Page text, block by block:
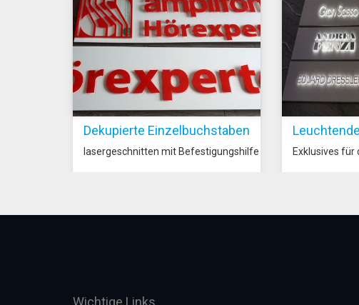
Dekupierte Einzelbuchstaben
lasergeschnitten mit Befestigungshilfe Exklusives für
Wichtige Links